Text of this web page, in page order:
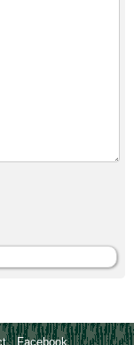
- Facebook